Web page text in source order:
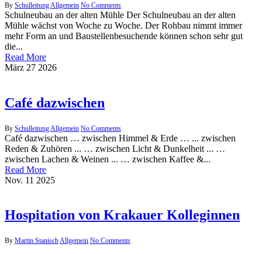
By Schulleitung Allgemein No Comments
Schulneubau an der alten Mühle Der Schulneubau an der alten
Mühle wächst von Woche zu Woche. Der Rohbau nimmt immer
mehr Form an und Baustellenbesuchende können schon sehr gut
die...
Read More
März 27 2026
Café dazwischen
By Schulleitung Allgemein No Comments
Café dazwischen … zwischen Himmel & Erde … ... zwischen
Reden & Zuhören ... … zwischen Licht & Dunkelheit ... …
zwischen Lachen & Weinen ... … zwischen Kaffee &...
Read More
Nov. 11 2025
Hospitation von Krakauer Kolleginnen
By Martin StanischAllgemein No Comments